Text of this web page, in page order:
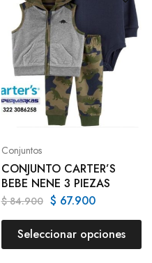
Conjuntos
CONJUNTO CARTER’S
BEBE NENE 3 PIEZAS
$84.900 $ 67.900
Seleccionar opciones